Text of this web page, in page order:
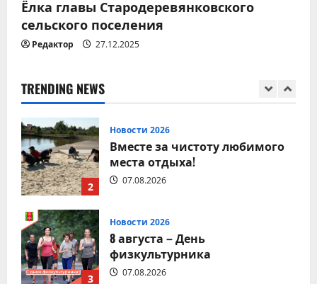
Ёлка главы Стародеревянковского
сельского поселения
Редактор 27.12.2025
TRENDING NEWS
1
Новости 2026
2
Новости 2026
Вместе за чистоту любимого
места отдыха!
07.08.2026
3
Новости 2026
8 августа – День
физкультурника
07.08.2026